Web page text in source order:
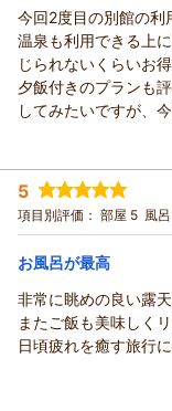
今回2度目の別館の利
温泉も利用できる上
じられないくらいお得
夕飯付きのプランも
してみたいですが、
宿泊時期： 2026年07月
投稿者： ヒロケンさん
宿泊プラン： 【別館】ビ
面なし・屋外の急な坂道
宿泊価格帯： 8,001～
5
項目別評価： 部屋 5 風
お風呂が最高
非常に眺めの良い露
またご飯も美味しく
日頃疲れを癒す旅行